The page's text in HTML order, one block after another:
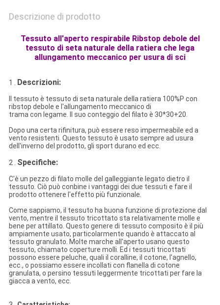
Descrizione di prodotto
Tessuto all'aperto respirabile Ribstop debole del
tessuto di seta naturale della ratiera che lega
allungamento meccanico per usura di sci
1 . Descrizioni:
Il tessuto è tessuto di seta naturale della ratiera 100%P con
ribstop debole e l'allungamento meccanico di
trama con legame. Il suo conteggio del filato è 30*30+20.
Dopo una certa rifinitura, può essere reso impermeabile ed a
vento resistenti. Questo tessuto è usato sempre ad usura
dell'inverno del prodotto, gli sport durano ed ecc.
2 . Specifiche:
C'è un pezzo di filato molle del galleggiante legato dietro il
tessuto. Ciò può conbine i vantaggi dei due tessuti e fare il
prodotto ottenere l'effetto più funzionale.
Come sappiamo, il tessuto ha buona funzione di protezione dal
vento, mentre il tessuto tricottato sta relativamente molle e
bene per attillato. Questo genere di tessuto composito è il più
ampiamente usato, particolarmente quando è attaccato al
tessuto granulato. Molte marche all'aperto usano questo
tessuto, chiamato coperture molli. Ed i tessuti tricottati
possono essere peluche, quali il coralline, il cotone, l'agnello,
ecc., o possiamo essere incollati con flanella di cotone
granulata, o persino tessuti leggermente tricottati per fare la
giacca a vento, ecc.